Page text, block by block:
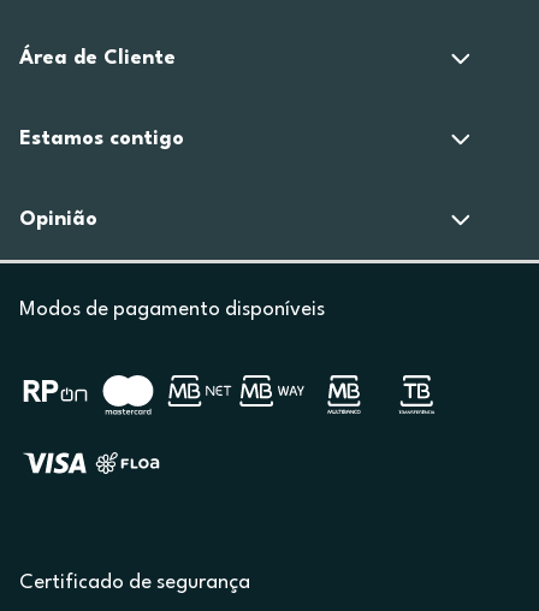
Área de Cliente
Estamos contigo
Opinião
Modos de pagamento disponíveis
Certificado de segurança